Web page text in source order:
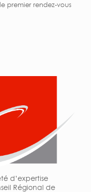
premier rendez-vous
d’expertise
Régional de